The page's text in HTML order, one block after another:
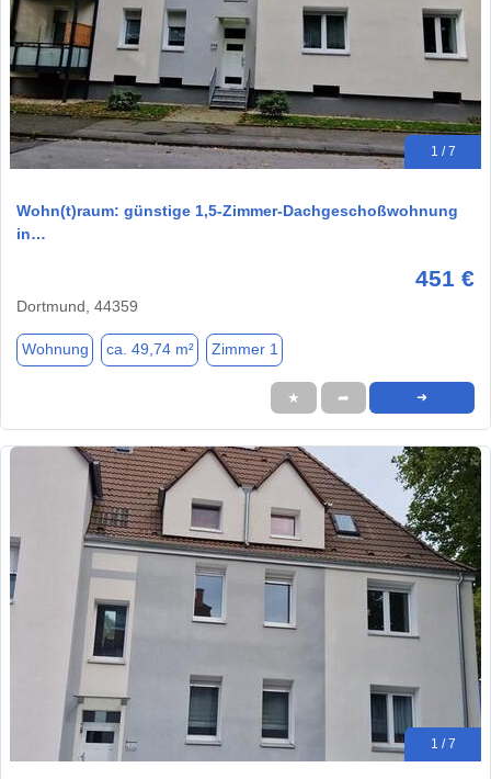
1 / 7
Wohn(t)raum: günstige 1,5-Zimmer-Dachgeschoßwohnung
in…
451 €
Dortmund, 44359
Wohnung ca. 49,74 m² Zimmer 1
★ ➦ ➜
1 / 7